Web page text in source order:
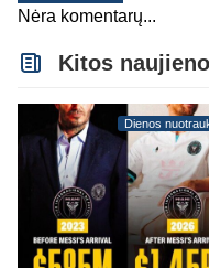
Nėra komentarų...
Kitos
Dienos